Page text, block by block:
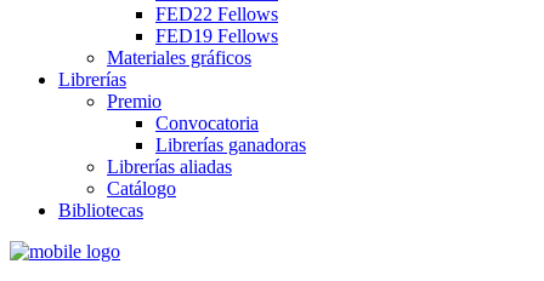
FED22 Fellows
FED19 Fellows
Materiales gráficos
Librerías
Premio
Convocatoria
Librerías ganadoras
Librerías aliadas
Catálogo
Bibliotecas